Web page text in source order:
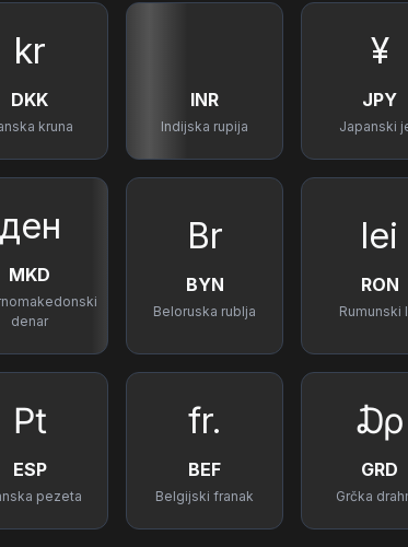
kr
DKK
kruna
INR
Indijska rupija
¥
JPY
Japanski
ден
MKD
denar
Br
BYN
Beloruska rublja
lei
RON
Rumunski
₧
ESP
pezeta
fr.
BEF
Belgijski franak
₯
GRD
Grčka